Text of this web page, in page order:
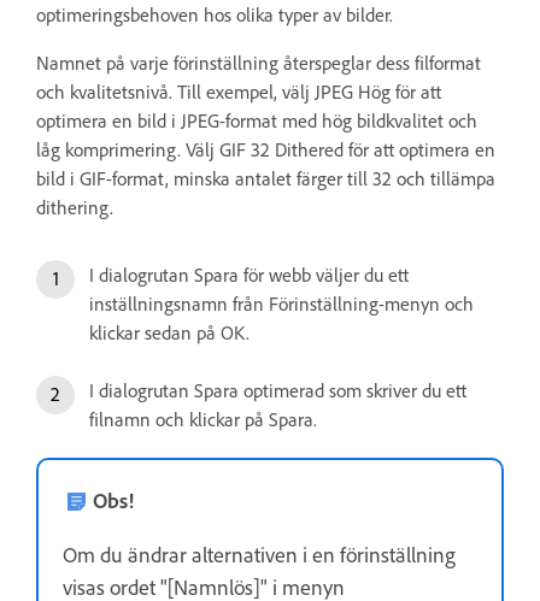
optimeringsbehoven hos olika typer av bilder.
Namnet på varje förinställning återspeglar dess filformat
och kvalitetsnivå. Till exempel, välj JPEG Hög för att
optimera en bild i JPEG-format med hög bildkvalitet och
låg komprimering. Välj GIF 32 Dithered för att optimera en
bild i GIF-format, minska antalet färger till 32 och tillämpa
dithering.
I dialogrutan Spara för webb väljer du ett
inställningsnamn från Förinställning-menyn och
klickar sedan på OK.
I dialogrutan Spara optimerad som skriver du ett
filnamn och klickar på Spara.
Obs!
Om du ändrar alternativen i en förinställning
visas ordet "[Namnlös]" i menyn